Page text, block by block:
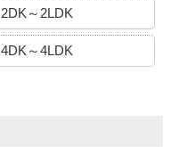
2DK～2LDK
4DK～4LDK